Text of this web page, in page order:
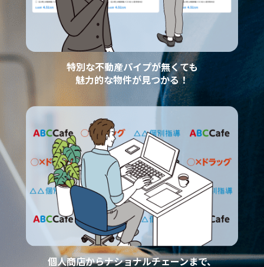
特別な不動産パイプが無くても
魅力的な物件が見つかる！
個人商店からナショナルチェーンまで、